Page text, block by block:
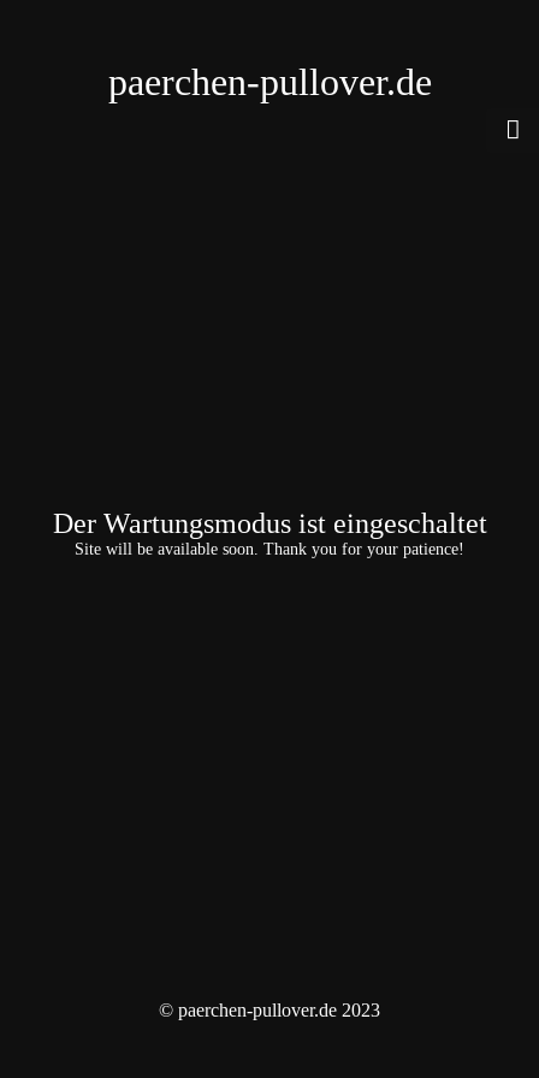
paerchen-pullover.de
Der Wartungsmodus ist eingeschaltet
Site will be available soon. Thank you for your patience!
© paerchen-pullover.de 2023